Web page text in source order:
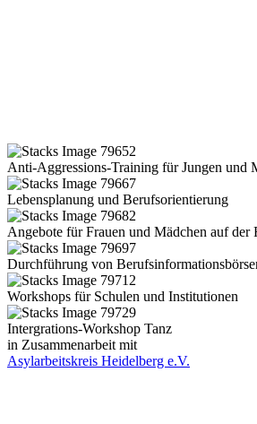
Anti-Aggressions-Training für Jungen und
Lebensplanung und Berufsorientierung
Angebote für Frauen und Mädchen auf der
Durchführung von
Workshops für Schulen und Institutionen
Intergrations-Workshop Tanz
in Zusammenarbeit mit
Asylarbeitskreis Heidelberg e.V.